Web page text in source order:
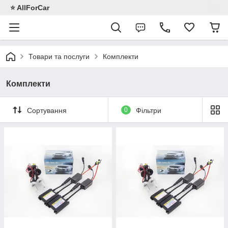
⭐️ AllForCar
Товари та послуги Комплекти
Комплекти
Сортування 0 Фільтри